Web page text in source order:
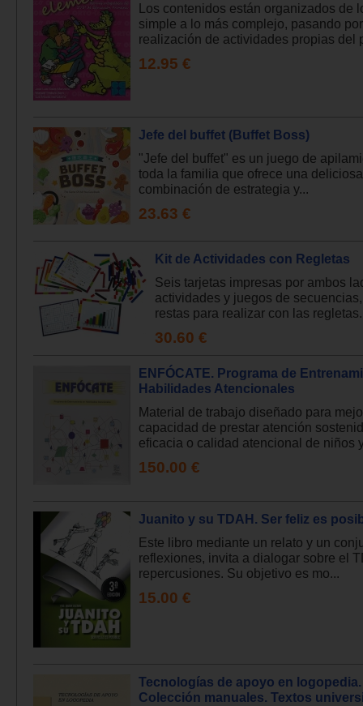
Los contenidos están organizados de
simple a lo más complejo, pasando
realización de actividades propias del
12.95 €
Jefe del buffet (Buffet Boss)
"Jefe del buffet" es un juego de
toda la familia que ofrece una deliciosa
combinación de estrategia y...
23.63 €
Kit de Actividades con Regletas
Seis tarjetas impresas por ambos
actividades y juegos de
restas para realizar con las
30.60 €
ENFÓCATE. Programa de
Habilidades Atencionales
Material de trabajo diseñado para
capacidad de prestar atención
eficacia o calidad atencional de niños
150.00 €
Juanito y su TDAH. Ser feliz es
Este libro mediante un relato y un
reflexiones, invita a dialogar sobre el
repercusiones. Su objetivo es mo...
15.00 €
Tecnologías de apoyo en logopedia.
Colección manuales. Textos